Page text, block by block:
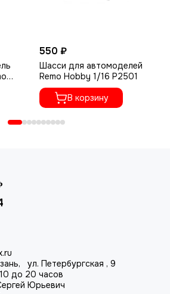
550 ₽
Шасси для автомоделей
Remo Hobby 1/16 P2501
В корзину
ул. Петербургская , 9
до 20 часов
Юрьевич